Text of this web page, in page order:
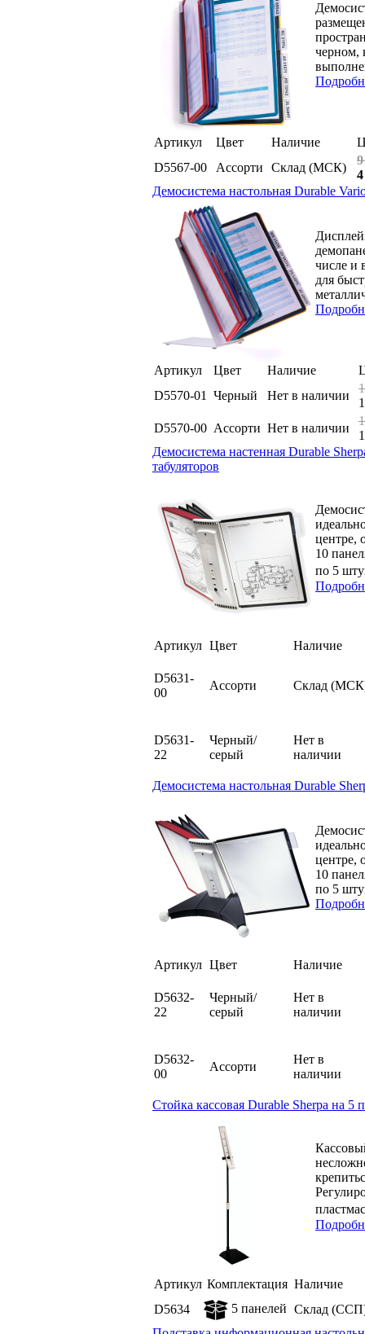
черном,
Артикул Цвет Наличие
D5567-00
Ассорти Склад (МСК)
Демосистема настольная Durable
числе и
для
Артикул Цвет Наличие
D5570-01 Черный Нет в наличии
D5570-00 Ассорти Нет в наличии
Демосистема настенная Durable
табуляторов
центре,
10
по 5
Артикул Цвет Наличие
D5631-
00
Ассорти Склад
D5631-
22
Черный/
серый
Нет в
наличии
Демосистема настольная Durable
центре,
10
по 5
Артикул Цвет Наличие
D5632-
22
Черный/
серый
Нет в
наличии
D5632-
00
Ассорти
Нет в
наличии
Стойка кассовая Durable Sherpa на 5
Артикул Комплектация Наличие
D5634
5 панелей Склад